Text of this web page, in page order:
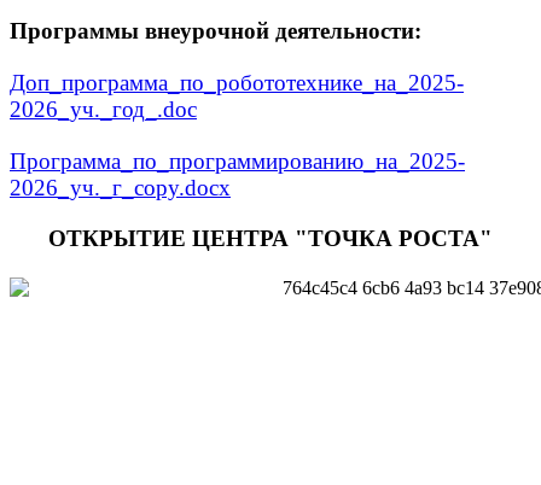
Программы внеурочной деятельности:
Доп_программа_по_робототехнике_на_2025-
2026_уч._год_.doc
Программа_по_программированию_на_2025-
2026_уч._г_copy.docx
ОТКРЫТИЕ ЦЕНТРА "ТОЧКА РОСТА"